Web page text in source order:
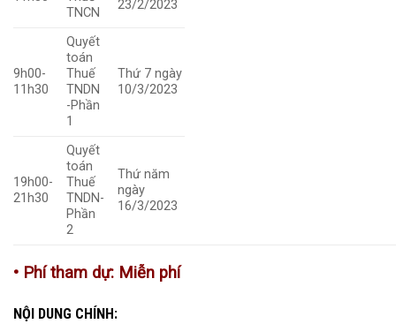
TNCN
23/2/2023
9h00-
11h30
Quyết
toán
Thuế
TNDN
-Phần
1
Thứ 7 ngày
10/3/2023
19h00-
21h30
Quyết
toán
Thuế
TNDN-
Phần
2
Thứ năm
ngày
16/3/2023
• Phí tham dự: Miễn phí
NỘI DUNG CHÍNH: